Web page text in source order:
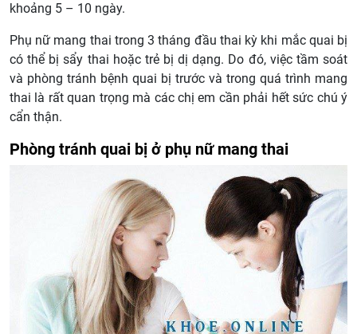
khoảng 5 – 10 ngày.
Phụ nữ mang thai trong 3 tháng đầu thai kỳ khi mắc quai bị
có thể bị sẩy thai hoặc trẻ bị dị dạng. Do đó, việc tầm soát
và phòng tránh bệnh quai bị trước và trong quá trình mang
thai là rất quan trọng mà các chị em cần phải hết sức chú ý
cẩn thận.
Phòng tránh quai bị ở phụ nữ mang thai